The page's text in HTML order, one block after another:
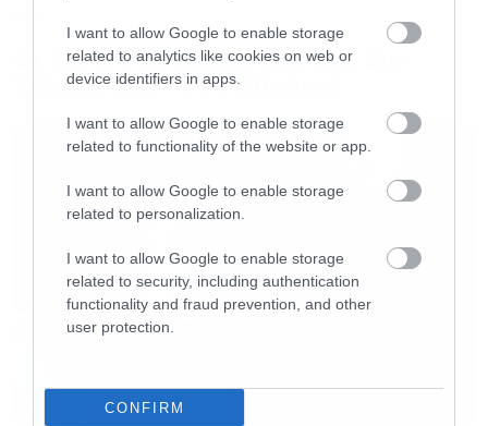
I want to allow Google to enable storage
related to analytics like cookies on web or
device identifiers in apps.
I want to allow Google to enable storage
related to functionality of the website or app.
I want to allow Google to enable storage
related to personalization.
I want to allow Google to enable storage
related to security, including authentication
functionality and fraud prevention, and other
user protection.
CONFIRM
Οι λόγοι της απόλυσης του Sid
Wilson από τους Slipknot